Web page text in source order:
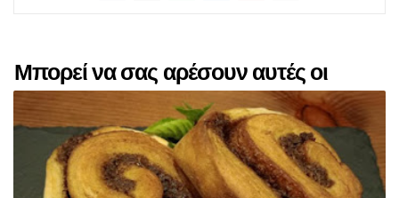
Μπορεί να σας αρέσουν αυτές οι
αναρτήσεις